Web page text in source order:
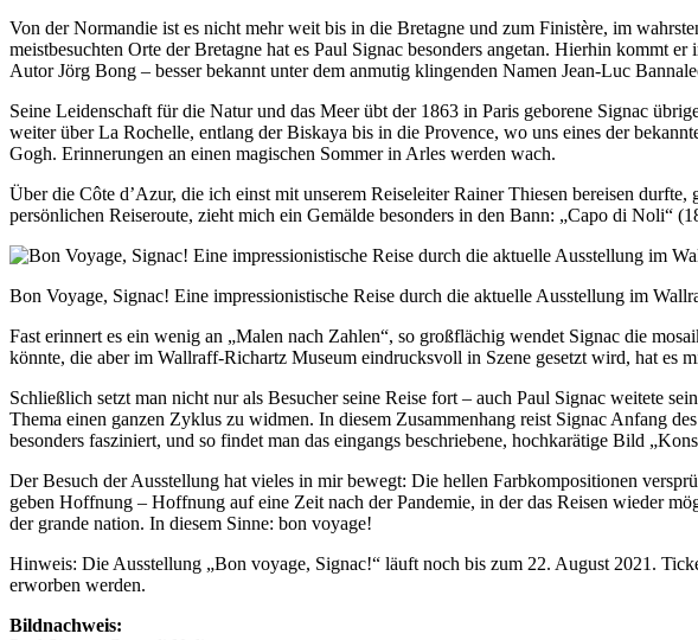
Von der Normandie ist es nicht mehr weit bis in die Bretagne und zum Finistère, im
meistbesuchten Orte der Bretagne hat es Paul Signac besonders angetan. Hierhin kommt
Autor Jörg Bong – besser bekannt unter dem anmutig klingenden Namen Jean-Luc
Seine Leidenschaft für die Natur und das Meer übt der 1863 in Paris geborene Signac
weiter über La Rochelle, entlang der Biskaya bis in die Provence, wo uns eines der
Gogh. Erinnerungen an einen magischen Sommer in Arles werden wach.
Über die Côte d’Azur, die ich einst mit unserem Reiseleiter Rainer Thiesen bereisen
persönlichen Reiseroute, zieht mich ein Gemälde besonders in den Bann: „Capo di Noli“
Bon Voyage, Signac! Eine impressionistische Reise durch die aktuelle Ausstellung im
Fast erinnert es ein wenig an „Malen nach Zahlen“, so großflächig wendet Signac die
könnte, die aber im Wallraff-Richartz Museum eindrucksvoll in Szene gesetzt wird, hat es
Schließlich setzt man nicht nur als Besucher seine Reise fort – auch Paul Signac weitete
Thema einen ganzen Zyklus zu widmen. In diesem Zusammenhang reist Signac Anfang
besonders fasziniert, und so findet man das eingangs beschriebene, hochkarätige Bild
Der Besuch der Ausstellung hat vieles in mir bewegt: Die hellen Farbkompositionen
geben Hoffnung – Hoffnung auf eine Zeit nach der Pandemie, in der das Reisen wieder
der grande nation. In diesem Sinne: bon voyage!
Hinweis: Die Ausstellung „Bon voyage, Signac!“ läuft noch bis zum 22. August 2021.
erworben werden.
Bildnachweis: